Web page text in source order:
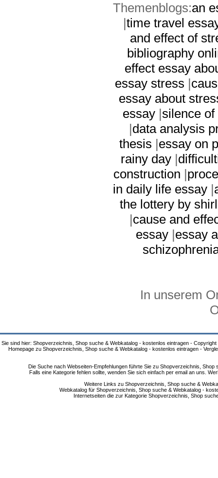
Themenblogs:an
|time travel
and effect of
bibliography
effect essay
essay stress |
essay about
essay|silence
|data analysis
thesis |essay on
rainy day|
construction |
in daily life essay |
the lottery by
|cause and
essay |essay
In unserem
Sie sind hier: Shopverzeichnis, Shop suche & Webkatalog - kostenlos eintragen - Copyright
Homepage zu Shopverzeichnis, Shop suche & Webkatalog - kostenlos eintragen -
Die Suche nach Webseiten-Empfehlungen führte Sie zu Shopverzeichnis,
Falls eine Kategorie fehlen sollte, wenden Sie sich einfach per email an uns.
Weitere Links zu Shopverzeichnis, Shop suche &
Webkatalog für Shopverzeichnis, Shop suche & Webkatalog -
Internetseiten die zur Kategorie Shopverzeichnis, Shop